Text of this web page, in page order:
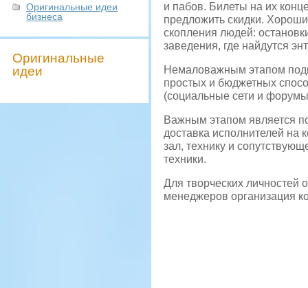
Оригинальные идеи
бизнеса
Оригинальные
идеи
и пабов. Билеты на их
предложить скидки.
скопления людей:
заведения, где найдутся
Немаловажным этапом
простых и бюджетных
(социальные сети и
Важным этапом является
доставка исполнителей на
зал, технику и
техники.
Для творческих личностей
менеджеров организация